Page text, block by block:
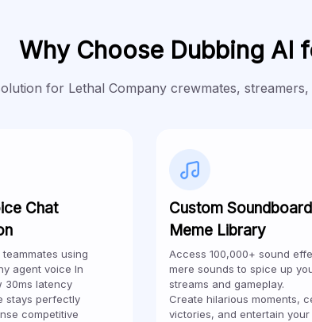
Why Choose Dubbing AI
for Lethal Company crewmates,
Chat
using
agent voice In
30ms latency
stays perfectly
competitive
Custom
Meme Library
Access 100,000+ sound
mere sounds to spice up
streams and gameplay.
Create hilarious moments,
victories, and entertain